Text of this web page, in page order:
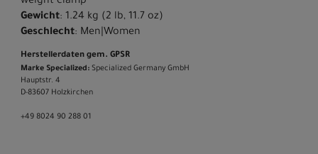
Gewicht: 1.24 kg (2 lb, 11.7 oz)
Geschlecht: Men|Women
Herstellerdaten gem. GPSR
Marke Specialized: Specialized Germany GmbH
Hauptstr. 4
D-83607 Holzkirchen
+49 8024 90 288 01